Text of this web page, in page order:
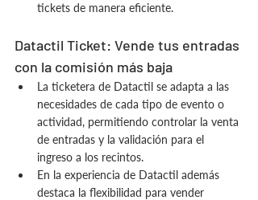
tickets de manera eficiente.
Datactil Ticket: Vende tus entradas
con la comisión más baja
La ticketera de Datactil se adapta a las
necesidades de cada tipo de evento o
actividad, permitiendo controlar la venta
de entradas y la validación para el
ingreso a los recintos.
En la experiencia de Datactil además
destaca la flexibilidad para vender